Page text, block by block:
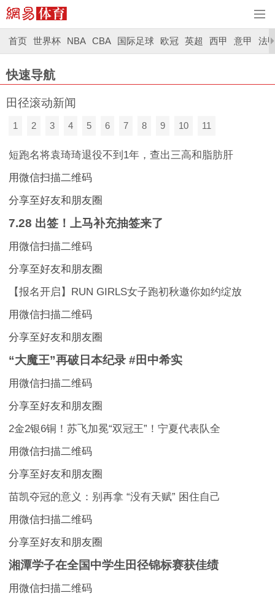
首页 世界杯 NBA CBA 国际足球 欧冠 英超 西甲 意甲 法
快速导航
田径滚动新闻
1 2 3 4 5 6 7 8 9 10 11
短跑名将袁琦琦退役不到1年，查出三高和脂肪肝
用微信扫描二维码
分享至好友和朋友圈
7.28 出签！上马补充抽签来了
用微信扫描二维码
分享至好友和朋友圈
【报名开启】RUN GIRLS女子跑初秋邀你如约绽放
用微信扫描二维码
分享至好友和朋友圈
“大魔王”再破日本纪录 #田中希实
用微信扫描二维码
分享至好友和朋友圈
2金2银6铜！苏飞加冕“双冠王”！宁夏代表队全
用微信扫描二维码
分享至好友和朋友圈
苗凯夺冠的意义：别再拿 “没有天赋” 困住自己
用微信扫描二维码
分享至好友和朋友圈
湘潭学子在全国中学生田径锦标赛获佳绩
用微信扫描二维码